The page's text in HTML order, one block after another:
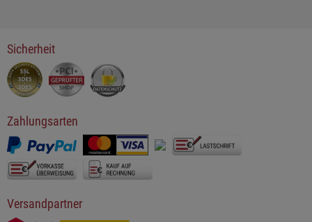
Sicherheit
Zahlungsarten
Versandpartner